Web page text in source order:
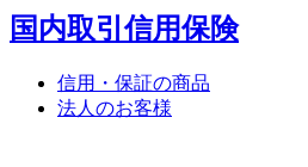
国内取引信用保険
信用・保証の商品
法人のお客様